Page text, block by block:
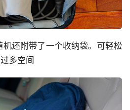
还附带了一个收纳袋。可轻松
多空间